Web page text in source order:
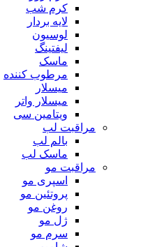
کرم شب
لایه بردار
لوسیون
لیفتینگ
ماسک
مرطوب کننده
میسلار
میسلار واتر
ویتامین سی
مراقبت لب
بالم لب
ماسک لب
مراقبت مو
اسپری مو
پروتئین مو
روغن مو
ژل مو
سرم مو